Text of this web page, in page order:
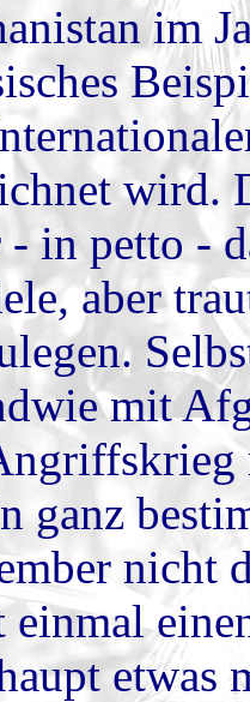
im
wird.
- in petto -
aber
mit
ganz
nicht
einmal
etwas